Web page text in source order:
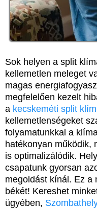
Sok helyen a split
kellemetlen meleget
magas
megfelelően kezelt
a kecskeméti split
kellemetlenségeket
folyamatunkkal a
hatékonyan működik,
is optimalizálódik.
csapatunk gyorsan
megoldást kínál. Ez a
békét! Kereshet
ügyében,